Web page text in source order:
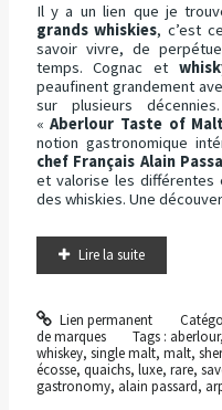
Il y a un lien que je
grands whiskies, c’est
savoir vivre, de
temps. Cognac et
peaufinent grandement
sur plusieurs
«Aberlour Taste of
notion gastronomique
chef Français Alain
et valorise les différentes
des whiskies. Une
Lire la suite
Lien permanent
de marques
Tags : aberlour,
whiskey, single malt, malt,
écosse, quaichs, luxe, rare,
gastronomy, alain passard,